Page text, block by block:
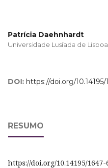
Patrícia Daehnhardt
Universidade Lusíada de Lisboa
DOI: https://doi.org/10.14195/
RESUMO
https://doi.org/10.14195/1647-